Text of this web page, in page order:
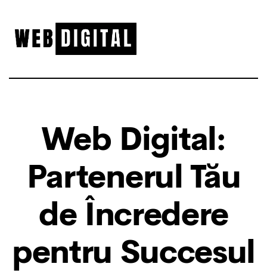
Web Digital:
Partenerul Tău
de Încredere
pentru Succesul